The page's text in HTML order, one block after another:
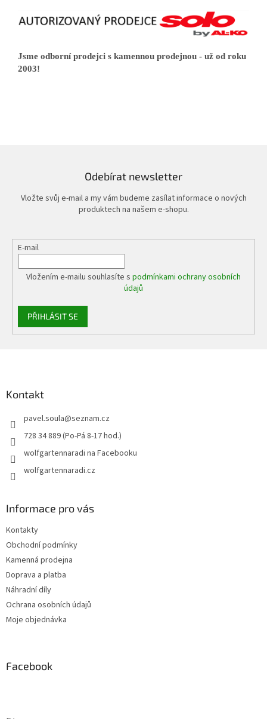
Jsme odborní prodejci s kamennou prodejnou - už od roku
2003!
Odebírat newsletter
Vložte svůj e-mail a my vám budeme zasílat informace o nových
produktech na našem e-shopu.
E-mail
Vložením e-mailu souhlasíte s podmínkami ochrany osobních
údajů
PŘIHLÁSIT SE
Kontakt
pavel.soula@seznam.cz
728 34 889 (Po-Pá 8-17 hod.)
wolfgartennaradi na Facebooku
wolfgartennaradi.cz
Informace pro vás
Kontakty
Obchodní podmínky
Kamenná prodejna
Doprava a platba
Náhradní díly
Ochrana osobních údajů
Moje objednávka
Facebook